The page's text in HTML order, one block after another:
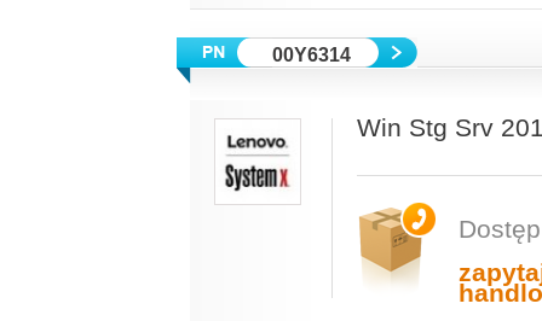
00Y6314
Win Stg Srv